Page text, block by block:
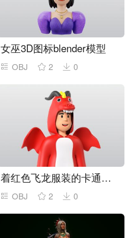
女巫3D图标blender模型
OBJ 2 0
着红色飞龙服装的卡通男孩
OBJ 2 0